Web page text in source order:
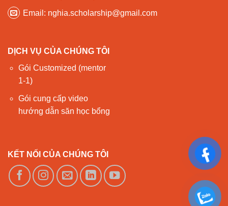
Email: nghia.scholarship@gmail.com
DỊCH VỤ CỦA CHÚNG TÔI
Gói Customized (mentor
1-1)
Gói cung cấp video
hướng dẫn săn học bổng
KẾT NỐI CỦA CHÚNG TÔI